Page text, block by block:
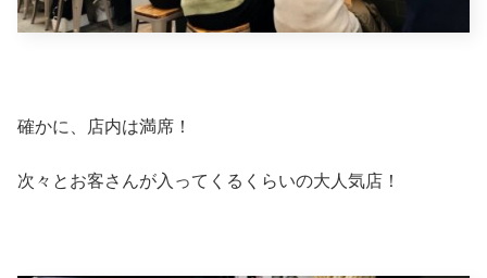
確かに、店内は満席！
次々とお客さんが入ってくるくらいの大人気店！